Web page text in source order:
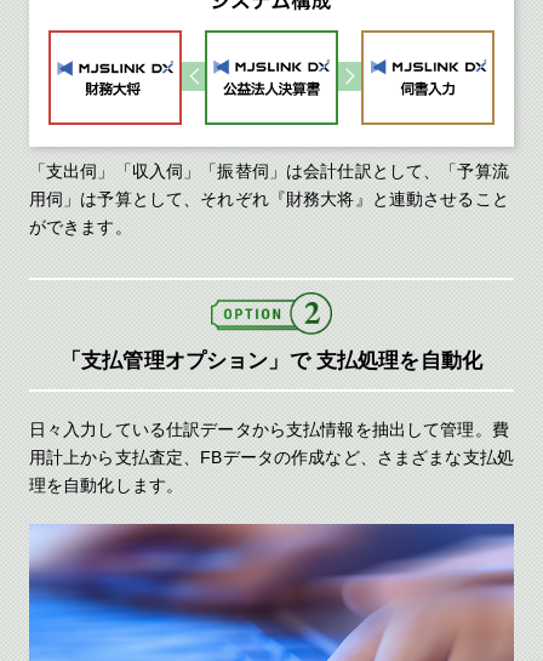
「支出伺」「収入伺」「振替伺」は会計仕訳として、「予算流
用伺」は予算として、それぞれ『財務大将』と連動させること
ができます。
「支払管理オプション」で支払処理を自動化
日々入力している仕訳データから支払情報を抽出して管理。費
用計上から支払査定、FBデータの作成など、さまざまな支払処
理を自動化します。